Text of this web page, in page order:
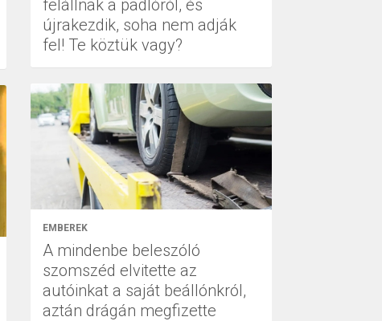
felállnak a padlóról, és
újrakezdik, soha nem adják
fel! Te köztük vagy?
EMBEREK
A mindenbe beleszóló
szomszéd elvitette az
autóinkat a saját beállónkról,
aztán drágán megfizette